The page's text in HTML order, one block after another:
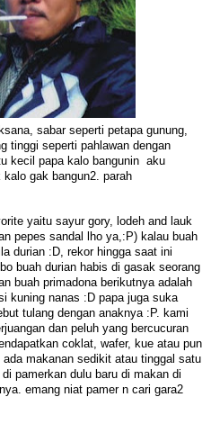
sabar seperti petapa gunung,
tinggi seperti pahlawan dengan
kecil papa kalo bangunin aku
gak bangun2. parah
yaitu sayur gory, lodeh and lauk
pepes sandal lho ya,:P) kalau buah
durian :D, rekor hingga saat ini
buah durian habis di gasak seorang
buah primadona berikutnya adalah
kuning nanas : D papa juga suka
tulang dengan anaknya :P. kami
dan peluh yang bercucuran
coklat, wafer, kue atau pun
makanan sedikit atau tinggal satu
pamerkan dulu baru di makan di
emang niat pamer n cari gara2